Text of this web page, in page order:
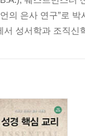
222
의 은사 연구”로
서 성서학과 조직